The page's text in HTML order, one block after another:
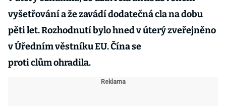
vyšetřování a že zavádí dodatečná cla na dobu
pěti let. Rozhodnutí bylo hned v úterý zveřejněno
v Úředním věstníku EU. Čína se
proti clům ohradila.